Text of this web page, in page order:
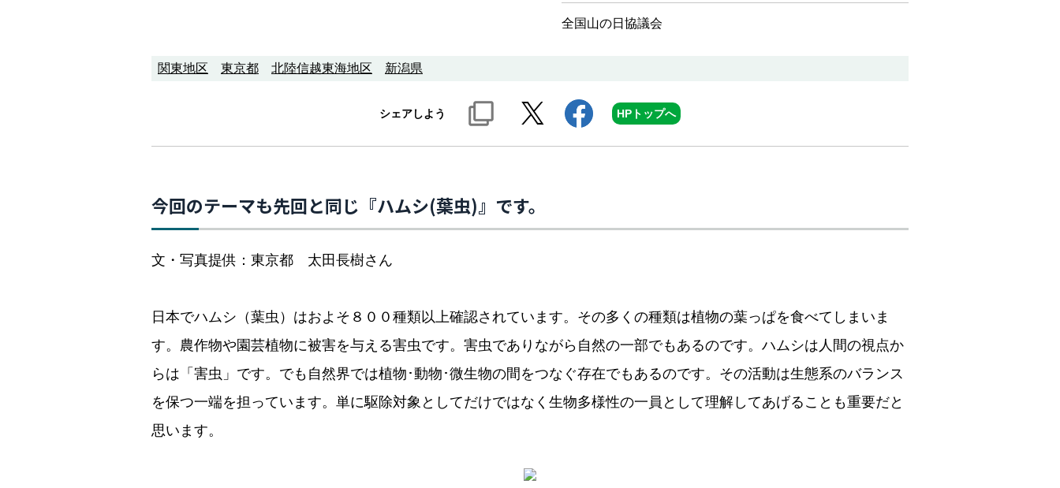
全国山の日協議会
関東地区 東京都 北陸信越東海地区 新潟県
シェアしよう HPトップへ
今回のテーマも先回と同じ『ハムシ(葉虫)』です。
文・写真提供：東京都 太田長樹さん
日本でハムシ（葉虫）はおよそ８００種類以上確認されています。その多くの種類は植物の葉っぱを食べてしまいま
す。農作物や園芸植物に被害を与える害虫です。害虫でありながら自然の一部でもあるのです。ハムシは人間の視点か
らは「害虫」です。でも自然界では植物･動物･微生物の間をつなぐ存在でもあるのです。その活動は生態系のバランス
を保つ一端を担っています。単に駆除対象としてだけではなく生物多様性の一員として理解してあげることも重要だと
思います。